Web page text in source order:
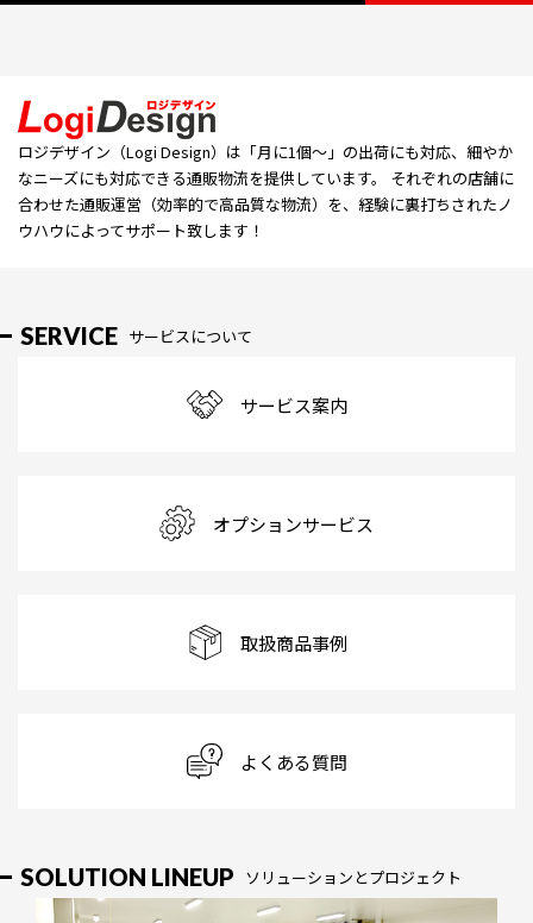
ロジデザイン（Logi Design）は「⽉に1個〜」の出荷にも対応、細やか
なニーズにも対応できる通販物流を提供しています。 それぞれの店舗に
合わせた通販運営（効率的で高品質な物流）を、経験に裏打ちされたノ
ウハウによってサポート致します！
SERVICE サービスについて
サービス案内
オプションサービス
取扱商品事例
よくある質問
SOLUTION LINEUP ソリューションとプロジェクト